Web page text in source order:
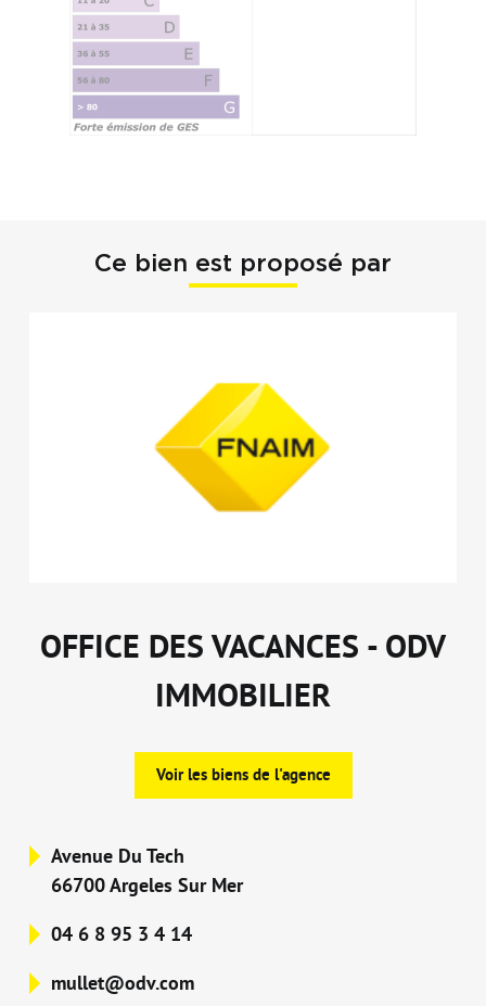
Ce bien est proposé par
OFFICE DES VACANCES - ODV
IMMOBILIER
Voir les biens de l'agence
Avenue Du Tech
66700 Argeles Sur Mer
04 6 8 95 3 4 14
mullet@odv.com